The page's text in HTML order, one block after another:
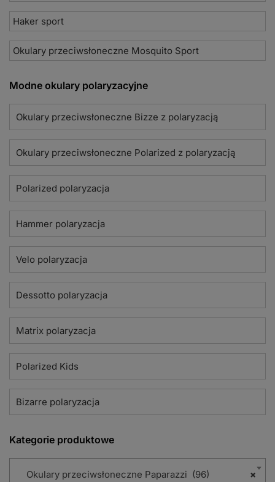
Haker sport
Okulary przeciwsłoneczne Mosquito Sport
Modne okulary polaryzacyjne
Okulary przeciwsłoneczne Bizze z polaryzacją
Okulary przeciwsłoneczne Polarized z polaryzacją
Polarized polaryzacja
Hammer polaryzacja
Velo polaryzacja
Dessotto polaryzacja
Matrix polaryzacja
Polarized Kids
Bizarre polaryzacja
Kategorie produktowe
×
Okulary przeciwsłoneczne Paparazzi (96)